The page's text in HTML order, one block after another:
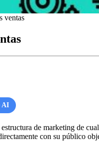
ventas
AI
de marketing de
con su público